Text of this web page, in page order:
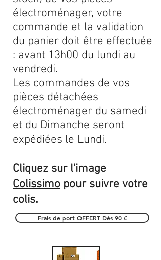
électroménager, votre
commande et la validation
du panier doit être effectuée
: avant 13h00 du lundi au
vendredi.
Les commandes de vos
pièces détachées
électroménager du samedi
et du Dimanche seront
expédiées le Lundi.
Cliquez sur l'image
Colissimo pour suivre votre
colis.
Frais de port OFFERT Dès 90 €